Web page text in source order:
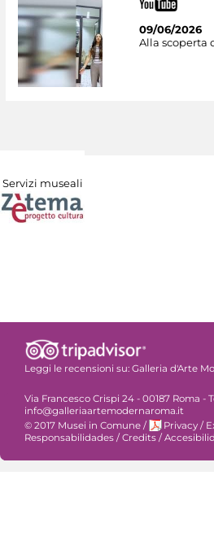
09/06/2026
Alla scoperta
Servizi museali
Leggi le recensioni su: Galleria d'Arte
Via Francesco Crispi 24 - 00187 Roma -
info@galleriaartemodernaroma.it
© 2017 Musei in Comune / Privacy /
Responsabilidades / Credits /